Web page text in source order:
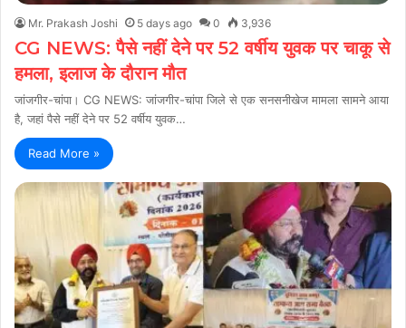
Mr. Prakash Joshi 5 days ago 0 3,936
CG NEWS: पैसे नहीं देने पर 52 वर्षीय युवक पर चाकू से
हमला, इलाज के दौरान मौत
जांजगीर-चांपा। CG NEWS: जांजगीर-चांपा जिले से एक सनसनीखेज मामला सामने आया
है, जहां पैसे नहीं देने पर 52 वर्षीय युवक…
Read More »